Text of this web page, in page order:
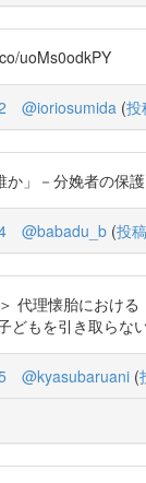
uoMs0odkPY
@ioriosumida (投
か」－分娩者の保
@babadu_b (投
代理懐胎における
どもを引き取らな
@kyasubaruani (